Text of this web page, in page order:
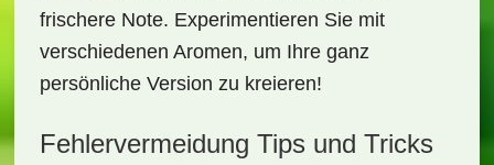
frischere Note. Experimentieren Sie mit
verschiedenen Aromen, um Ihre ganz
persönliche Version zu kreieren!
Fehlervermeidung Tips und Tricks